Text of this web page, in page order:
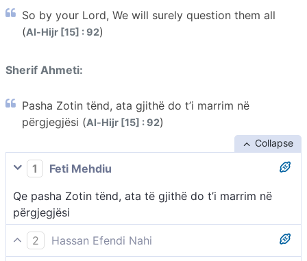
So by your Lord, We will surely question them all
(Al-Hijr [15] : 92)
Sherif Ahmeti:
Pasha Zotin tënd, ata gjithë do t’i marrim në
përgjegjësi (Al-Hijr [15] : 92)
Collapse
1
Feti Mehdiu
Qe pasha Zotin tënd, ata të gjithë do t’i marrim në
përgjegjësi
2
Hassan Efendi Nahi